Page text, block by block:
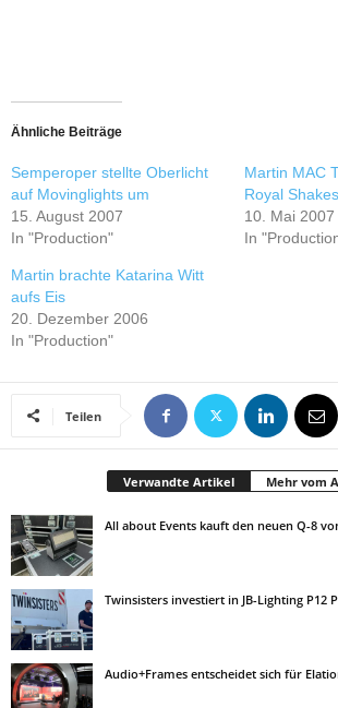
Ähnliche Beiträge
Semperoper stellte Oberlicht
auf Movinglights um
15. August 2007
In "Production"
Martin MAC
Royal
10. Mai 2007
In
Martin brachte Katarina Witt
aufs Eis
20. Dezember 2006
In "Production"
Teilen
Verwandte Artikel Mehr vom
All about Events kauft den neuen Q-8
Twinsisters investiert in JB-Lighting P12
Audio+Frames entscheidet sich für